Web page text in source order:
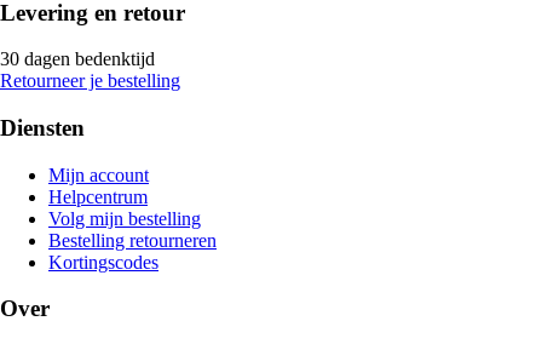
Levering en retour
30 dagen bedenktijd
Retourneer je bestelling
Diensten
Mijn account
Helpcentrum
Volg mijn bestelling
Bestelling retourneren
Kortingscodes
Over